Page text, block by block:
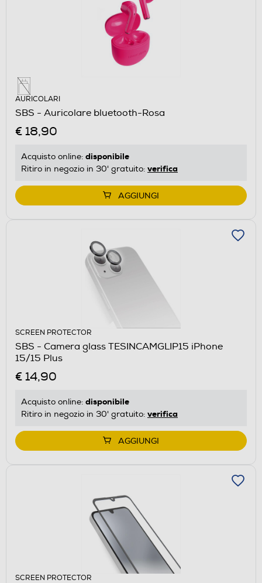
AURICOLARI
SBS - Auricolare bluetooth-Rosa
€ 18,90
Acquisto online: disponibile
Ritiro in negozio in 30' gratuito: verifica
AGGIUNGI
SCREEN PROTECTOR
SBS - Camera glass TESINCAMGLIP15 iPhone
15/15 Plus
€ 14,90
Acquisto online: disponibile
Ritiro in negozio in 30' gratuito: verifica
AGGIUNGI
SCREEN PROTECTOR